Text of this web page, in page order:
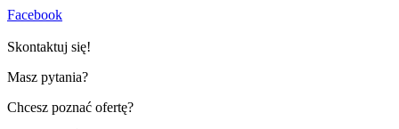
Facebook
Skontaktuj się!
Masz pytania?
Chcesz poznać ofertę?